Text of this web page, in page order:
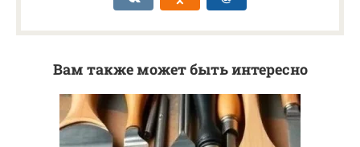
Вам также может быть интересно